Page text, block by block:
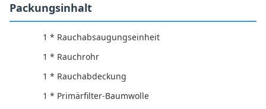
Packungsinhalt
1 * Rauchabsaugungseinheit
1 * Rauchrohr
1 * Rauchabdeckung
1 * Primärfilter-Baumwolle